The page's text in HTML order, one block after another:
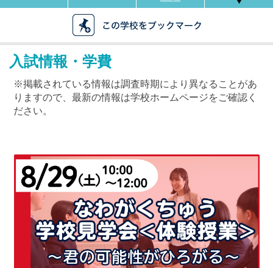
アサンプション国際中学校
ブックマークした学校
ブックマークした学校はありません
入試情報・学費
※掲載されている情報は調査時期により異なることがあ
りますので、最新の情報は学校ホームページをご確認く
ださい。